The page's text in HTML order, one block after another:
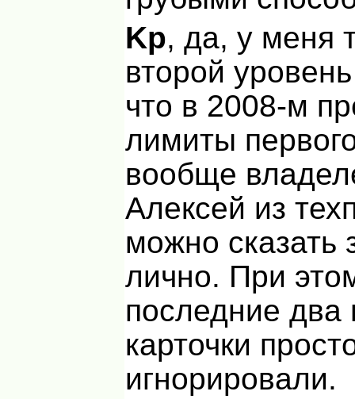
Kp, да, у меня
второй
что в 2008-м
лимиты
вообще
Алексей из
можно сказать
лично. При
последние два
карточки
игнорировали.